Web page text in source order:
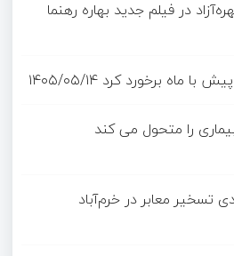
در فیلم جدید بهاره رهنما
۱۴۰۵/۰۵/۱۴
را متحول می کند
تسخیر معابر در خرم‌آباد